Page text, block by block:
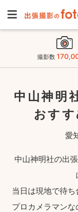
撮影数
中山神明
おす
愛
中山神明社の出
当日は現地で待
プロカメラマン